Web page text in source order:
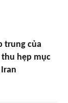
trung của
hẹp mục